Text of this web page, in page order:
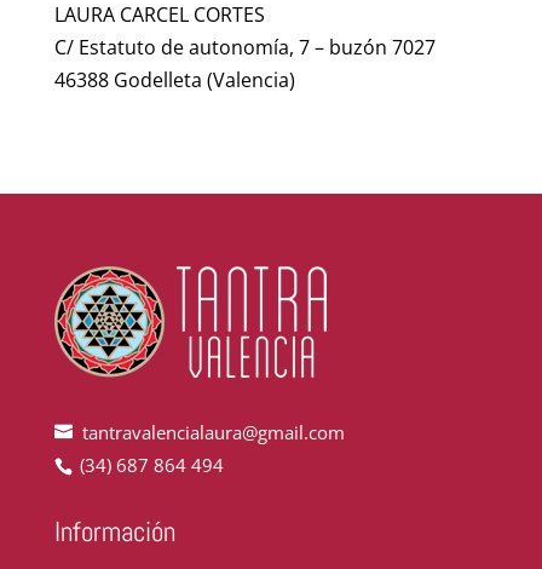
LAURA CARCEL CORTES
C/ Estatuto de autonomía, 7 – buzón 7027
46388 Godelleta (Valencia)
tantravalencialaura@gmail.com
(34) 687 864 494
Información